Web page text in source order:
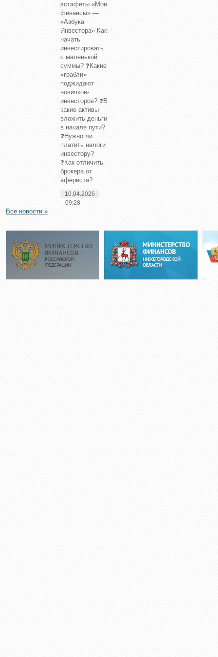
эстафеты «Мои
финансы» —
«Азбука
Инвестора» Как
начать
инвестировать
с маленькой
суммы? ❓Какие
«грабли»
поджидают
новичков-
инвесторов? ❓В
какие активы
вложить деньги
в начале пути?
❓Нужно ли
платить налоги
инвестору?
❓Как отличить
брокера от
афериста?
10.04.2026
09:28
Все новости »